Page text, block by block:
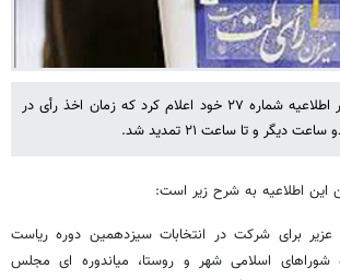
ستاد انتخابات کشور در اطلاعیه شماره ۲۷ خود اعلام کرد که زمان اخذ رأی در
و تا ساعت ۲۱ تمدید شد.
این اطلاعیه به شرح زیر است:
برای شرکت در انتخابات سیزدهمین دوره ریاست
اسلامی شهر و روستا، میاندوره ای مجلس